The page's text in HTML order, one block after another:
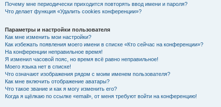
Почему мне периодически приходится повторять ввод имени и пароля?
Что делает функция «Удалить cookies конференции»?
Параметры и настройки пользователя
Как мне изменить мои настройки?
Как избежать появления моего имени в списке «Кто сейчас на конференции»?
На конференции неправильное время!
Я изменил часовой пояс, но время всё равно неправильное!
Моего языка нет в списке!
Что означают изображения рядом с моим именем пользователя?
Как мне включить отображение аватары?
Что такое звание и как я могу изменить его?
Когда я щёлкаю по ссылке «email», от меня требуют войти на конференцию!